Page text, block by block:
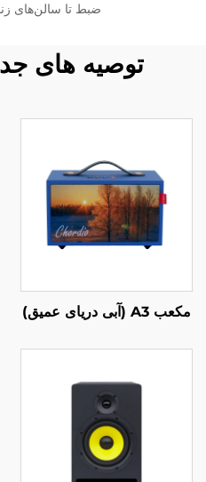
ضبط تا سالن‌های
توصیه های
مکعب A3 (آبی دریای عمیق)